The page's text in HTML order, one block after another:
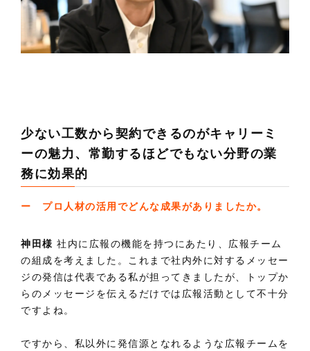
少ない工数から契約できるのがキャリーミ
ーの魅力、常勤するほどでもない分野の業
務に効果的
ー プロ人材の活用でどんな成果がありましたか。
神田様 社内に広報の機能を持つにあたり、広報チーム
の組成を考えました。これまで社内外に対するメッセー
ジの発信は代表である私が担ってきましたが、トップか
らのメッセージを伝えるだけでは広報活動として不十分
ですよね。
ですから、私以外に発信源となれるような広報チームを